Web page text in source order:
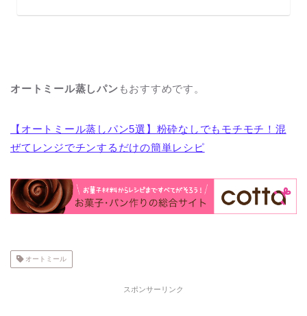
オートミール蒸しパン もおすすめです。
【オートミール蒸しパン5選】粉砕なしでもモチモチ！混
ぜてレンジでチンするだけの簡単レシピ
オートミール
スポンサーリンク